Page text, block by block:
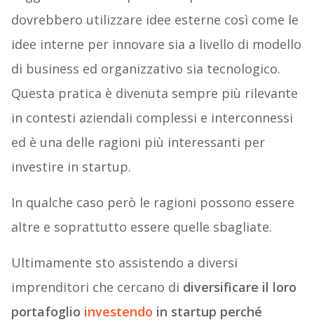
dovrebbero utilizzare idee esterne così come le
idee interne per innovare sia a livello di modello
di business ed organizzativo sia tecnologico.
Questa pratica è divenuta sempre più rilevante
in contesti aziendali complessi e interconnessi
ed è una delle ragioni più interessanti per
investire in startup.
In qualche caso però le ragioni possono essere
altre e soprattutto essere quelle sbagliate.
Ultimamente sto assistendo a diversi
imprenditori che cercano di diversificare il loro
portafoglio investendo in startup perché